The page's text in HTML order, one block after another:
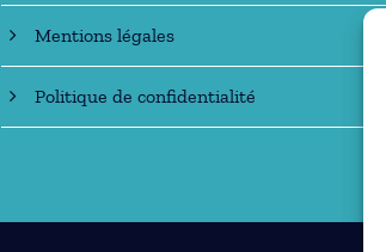
Mentions légales
Politique de confidentialité